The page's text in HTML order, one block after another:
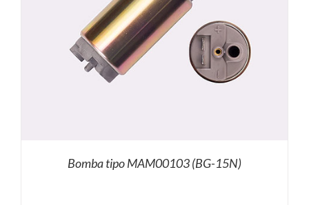
Bomba tipo MAM00103 (BG-15N)